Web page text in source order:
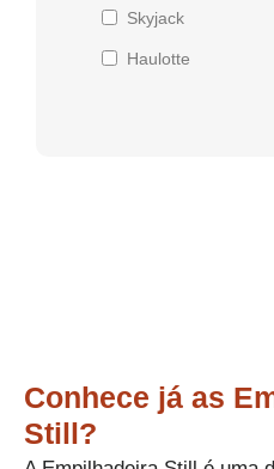
Skyjack
Haulotte
Conhece já as
Still?